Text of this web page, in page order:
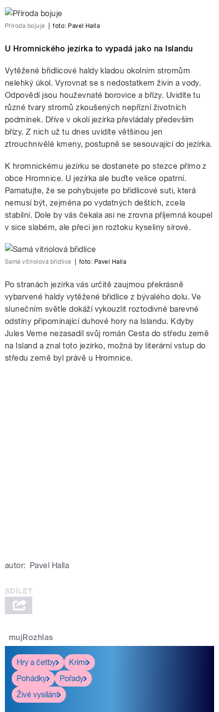
Příroda bojuje foto: Pavel Halla
U Hromnického jezírka to vypadá jako na Islandu
Vytěžené břidlicové haldy kladou okolním stromům
nelehký úkol. Vyrovnat se s nedostatkem živin a vody.
Odpovědí jsou houževnaté borovice a břízy. Uvidíte tu
různé tvary stromů zkoušených nepřízní životních
podmínek. Dříve v okolí jezírka převládaly především
břízy. Z nich už tu dnes uvidíte většinou jen
ztrouchnivělé kmeny, postupně se sesouvající do jezírka.
K hromnickému jezírku se dostanete po stezce přímo z
obce Hromnice. U jezírka ale buďte velice opatrní.
Pamatujte, že se pohybujete po břidlicové suti, která
nemusí být, zejména po vydatných deštích, zcela
stabilní. Dole by vás čekala asi ne zrovna příjemná koupel
v sice slabém, ale přeci jen roztoku kyseliny sírové.
Samá vitriolová břidlice foto: Pavel Halla
Po stranách jezírka vás určitě zaujmou překrásně
vybarvené haldy vytěžené břidlice z bývalého dolu. Ve
slunečním světle dokáží vykouzlit roztodivné barevné
odstíny připomínající duhové hory na Islandu. Kdyby
Jules Verne nezasadil svůj román Cesta do středu země
na Island a znal toto jezírko, možná by literární vstup do
středu země byl právě u Hromnice.
autor: Pavel Halla
mujRozhlas
Hry a četby
Krimi
Pohádky
Pořady
Živé vysílání